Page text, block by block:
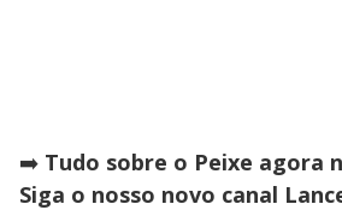
➡️ Tudo sobre o Peixe agora
Siga o nosso novo canal